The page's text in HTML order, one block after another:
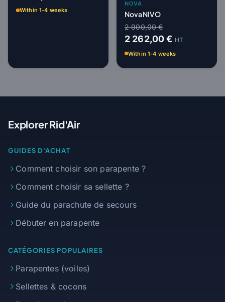
Within 1-4 weeks
NOVA
Nova NIVO
2 900,00 €
2 262,00 € HT
Within 1-4 weeks
Explorer Rid'Air
GUIDES D'ACHAT
Comment choisir son parapente ?
Comment choisir sa sellette ?
Guide du parachute de secours
Débuter en parapente
CATÉGORIES POPULAIRES
Parapentes (voiles)
Sellettes & cocons